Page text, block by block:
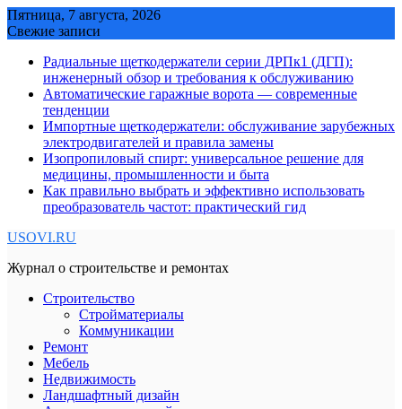
Skip
to
Пятница, 7 августа, 2026
Свежие записи
Радиальные щеткодержатели серии ДРПк1 (ДГП):
инженерный обзор и требования к обслуживанию
Автоматические гаражные ворота — современные
тенденции
Импортные щеткодержатели: обслуживание зарубежных
электродвигателей и правила замены
Изопропиловый спирт: универсальное решение для
медицины, промышленности и быта
Как правильно выбрать и эффективно использовать
преобразователь частот: практический гид
USOVI.RU
Журнал о строительстве и ремонтах
Строительство
Стройматериалы
Коммуникации
Ремонт
Мебель
Недвижимость
Ландшафтный дизайн